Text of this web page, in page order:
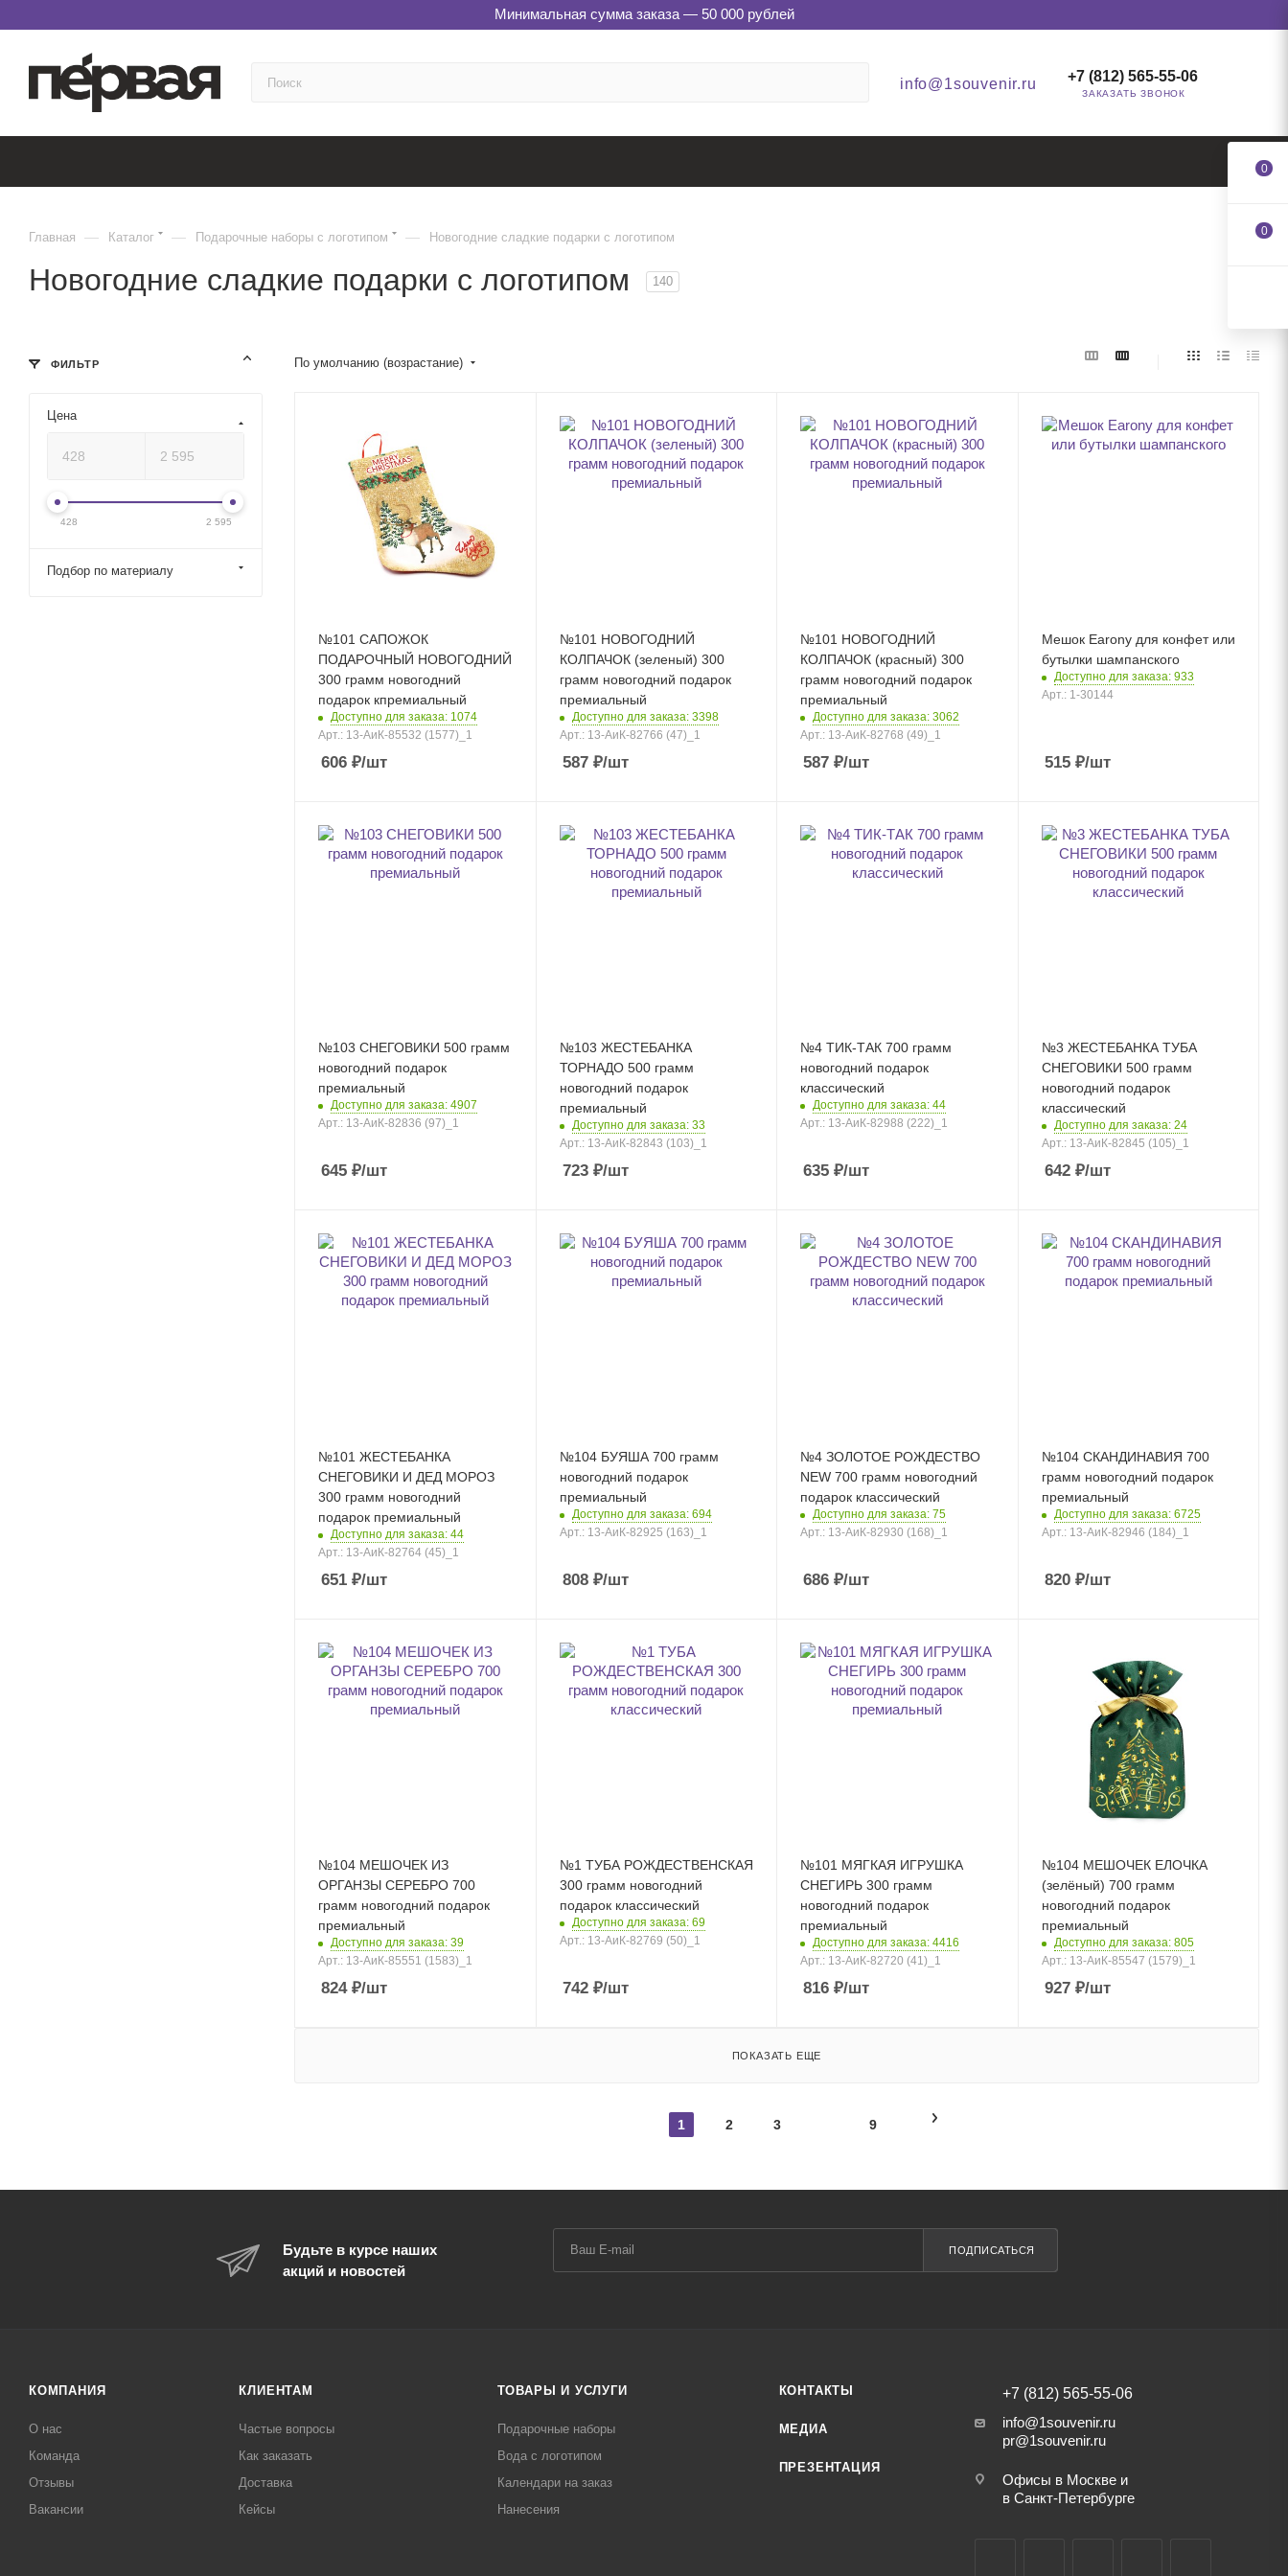
Минимальная сумма заказа — 50 000 рублей
info@1souvenir.ru +7 (812) 565-55-06
ЗАКАЗАТЬ ЗВОНОК
Главная — Каталог — Подарочные наборы с логотипом — Новогодние сладкие подарки с логотипом
Новогодние сладкие подарки с логотипом 140
По умолчанию (возрастание)
№101 САПОЖОК
ПОДАРОЧНЫЙ НОВОГОДНИЙ
300 грамм новогодний
подарок кпремиальный
Доступно для заказа: 1074
Арт.: 13-АиК-85532 (1577)_1
606 ₽/шт
№101 НОВОГОДНИЙ
КОЛПАЧОК (зеленый) 300
грамм новогодний подарок
премиальный
Доступно для заказа: 3398
Арт.: 13-АиК-82766 (47)_1
587₽/шт
№101 НОВОГОДНИЙ
КОЛПАЧОК (красный) 300
грамм новогодний подарок
премиальный
Доступно для заказа: 3062
Арт.: 13-АиК-82768 (49)_1
587 ₽/шт
Мешок Earony для конфет или
бутылки шампанского
Доступно для заказа: 933
Арт.: 1-30144
515₽/шт
№103 СНЕГОВИКИ 500 грамм
новогодний подарок
премиальный
Доступно для заказа: 4907
Арт.: 13-АиК-82836 (97)_1
645 ₽/шт
№103 ЖЕСТЕБАНКА
ТОРНАДО 500 грамм
новогодний подарок
премиальный
Доступно для заказа: 33
Арт.: 13-АиК-82843 (103)_1
723₽/шт
№4 ТИК-ТАК 700 грамм
новогодний подарок
классический
Доступно для заказа: 44
Арт.: 13-АиК-82988 (222)_1
635 ₽/шт
№3 ЖЕСТЕБАНКА ТУБА
СНЕГОВИКИ 500 грамм
новогодний подарок
классический
Доступно для заказа: 24
Арт.: 13-АиК-82845 (105)_1
642₽/шт
№101 ЖЕСТЕБАНКА
СНЕГОВИКИ И ДЕД МОРОЗ
300 грамм новогодний
подарок премиальный
Доступно для заказа: 44
Арт.: 13-АиК-82764 (45)_1
651 ₽/шт
№104 БУЯША 700 грамм
новогодний подарок
премиальный
Доступно для заказа: 694
Арт.: 13-АиК-82925 (163)_1
808₽/шт
№4 ЗОЛОТОЕ РОЖДЕСТВО
NEW 700 грамм новогодний
подарок классический
Доступно для заказа: 75
Арт.: 13-АиК-82930 (168)_1
686 ₽/шт
№104 СКАНДИНАВИЯ 700
грамм новогодний подарок
премиальный
Доступно для заказа: 6725
Арт.: 13-АиК-82946 (184)_1
820₽/шт
№104 МЕШОЧЕК ИЗ
ОРГАНЗЫ СЕРЕБРО 700
грамм новогодний подарок
премиальный
Доступно для заказа: 39
Арт.: 13-АиК-85551 (1583)_1
824₽/шт
№1 ТУБА РОЖДЕСТВЕНСКАЯ
300 грамм новогодний
подарок классический
Доступно для заказа: 69
Арт.: 13-АиК-82769 (50)_1
742₽/шт
№101 МЯГКАЯ ИГРУШКА
СНЕГИРЬ 300 грамм
новогодний подарок
премиальный
Доступно для заказа: 4416
Арт.: 13-АиК-82720 (41)_1
816 ₽/шт
№104 МЕШОЧЕК ЕЛОЧКА
(зелёный) 700 грамм
новогодний подарок
премиальный
Доступно для заказа: 805
Арт.: 13-АиК-85547 (1579)_1
927₽/шт
ПОКАЗАТЬ ЕЩЕ
1 2 3 9
ФИЛЬТР
Цена
428 2 595
Подбор по материалу
Будьте в курсе наших
акций и новостей
ПОДПИСАТЬСЯ
КОМПАНИЯ
О нас
Команда
Отзывы
Вакансии
КЛИЕНТАМ
Частые вопросы
Как заказать
Доставка
Кейсы
ТОВАРЫ И УСЛУГИ
Подарочные наборы
Вода с логотипом
Календари на заказ
Нанесения
КОНТАКТЫ
МЕДИА
ПРЕЗЕНТАЦИЯ
+7 (812) 565-55-06
info@1souvenir.ru
pr@1souvenir.ru
Офисы в Москве и
в Санкт-Петербурге
0
0